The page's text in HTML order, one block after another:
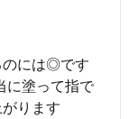
のには◎です
に塗って指で
ります